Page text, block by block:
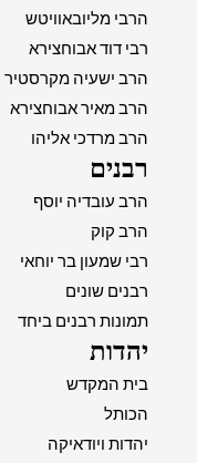
הרבי מליובאוויטש
רבי דוד אבוחצירא
הרב ישעיה מקרסטיר
הרב מאיר אבוחצירא
הרב מרדכי אליהו
רבנים
הרב עובדיה יוסף
הרב קוק
רבי שמעון בר יוחאי
רבנים שונים
תמונות רבנים ביחד
יהדות
בית המקדש
הכותל
יהדות ויודאיקה